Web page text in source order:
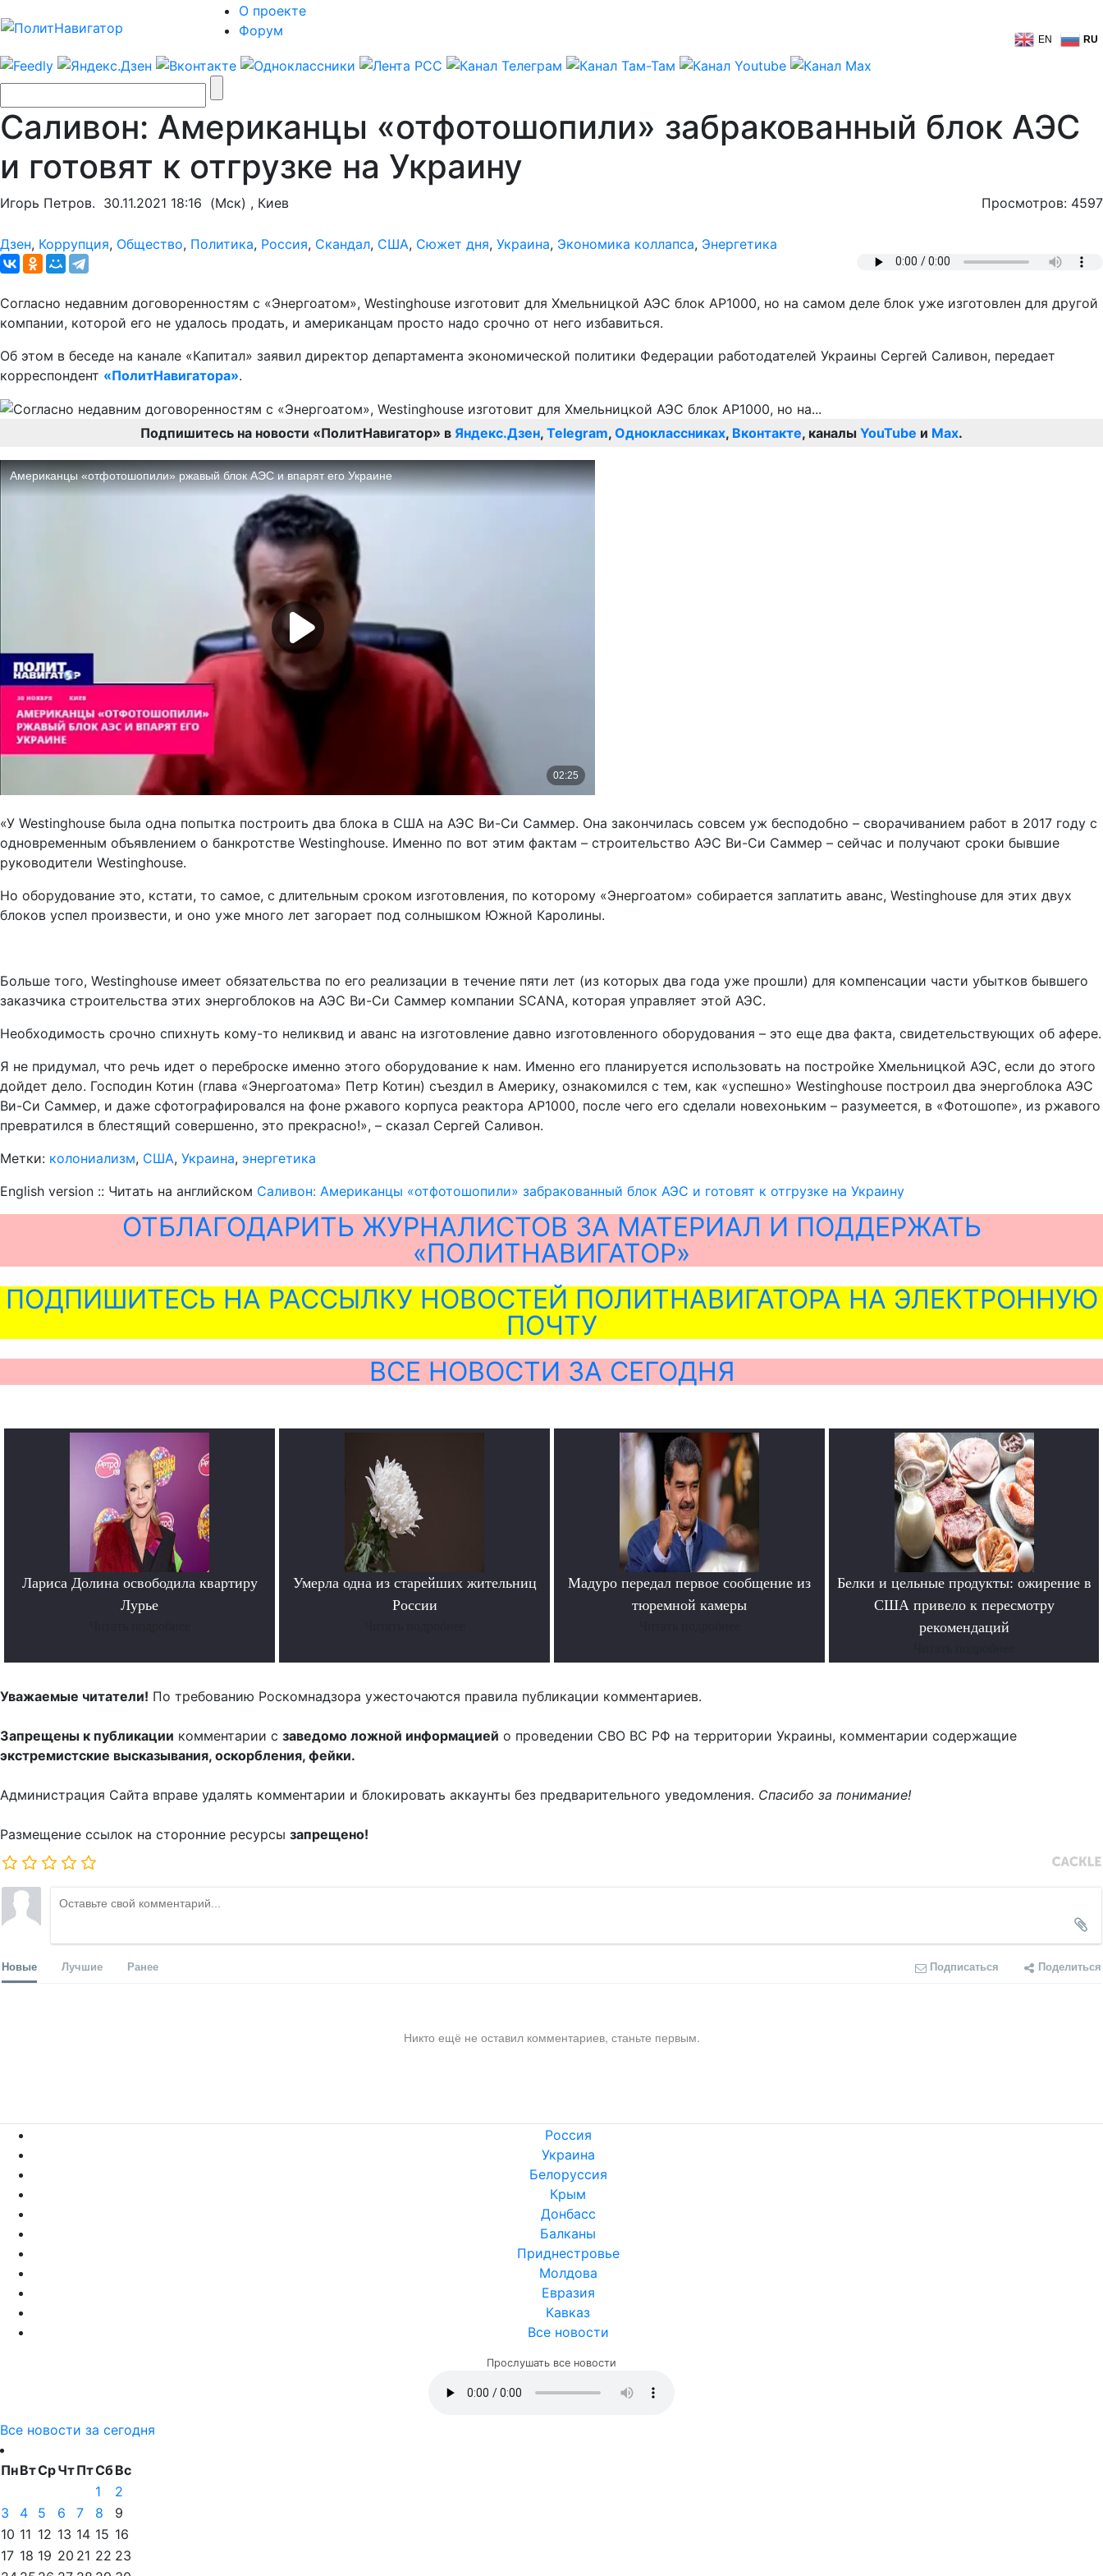
О проекте
Форум
EN RU
Саливон: Американцы «отфотошопили» забракованный блок АЭС
и готовят к отгрузке на Украину
Игорь Петров. 30.11.2021 18:16 (Мск) , Киев Просмотров: 4597
Дзен, Коррупция, Общество, Политика, Россия, Скандал, США, Сюжет дня, Украина, Экономика коллапса, Энергетика
Согласно недавним договоренностям с «Энергоатом», Westinghouse изготовит для Хмельницкой АЭС блок АР1000, но на самом деле блок уже изготовлен для другой
компании, которой его не удалось продать, и американцам просто надо срочно от него избавиться.
Об этом в беседе на канале «Капитал» заявил директор департамента экономической политики Федерации работодателей Украины Сергей Саливон, передает
корреспондент «ПолитНавигатора».
Подпишитесь на новости «ПолитНавигатор» в Яндекс.Дзен, Telegram, Одноклассниках, Вконтакте, каналы YouTube и Max.
«У Westinghouse была одна попытка построить два блока в США на АЭС Ви-Си Саммер. Она закончилась совсем уж бесподобно – сворачиванием работ в 2017 году с
одновременным объявлением о банкротстве Westinghouse. Именно по вот этим фактам – строительство АЭС Ви-Си Саммер – сейчас и получают сроки бывшие
руководители Westinghouse.
Но оборудование это, кстати, то самое, с длительным сроком изготовления, по которому «Энергоатом» собирается заплатить аванс, Westinghouse для этих двух
блоков успел произвести, и оно уже много лет загорает под солнышком Южной Каролины.
Больше того, Westinghouse имеет обязательства по его реализации в течение пяти лет (из которых два года уже прошли) для компенсации части убытков бывшего
заказчика строительства этих энергоблоков на АЭС Ви-Си Саммер компании SCANA, которая управляет этой АЭС.
Необходимость срочно спихнуть кому-то неликвид и аванс на изготовление давно изготовленного оборудования – это еще два факта, свидетельствующих об афере.
Я не придумал, что речь идет о переброске именно этого оборудование к нам. Именно его планируется использовать на постройке Хмельницкой АЭС, если до этого
дойдет дело. Господин Котин (глава «Энергоатома» Петр Котин) съездил в Америку, ознакомился с тем, как «успешно» Westinghouse построил два энергоблока АЭС
Ви-Си Саммер, и даже сфотографировался на фоне ржавого корпуса реактора АР1000, после чего его сделали новехоньким – разумеется, в «Фотошопе», из ржавого
превратился в блестящий совершенно, это прекрасно!», – сказал Сергей Саливон.
Метки: колониализм, США, Украина, энергетика
English version :: Читать на английском Саливон: Американцы «отфотошопили» забракованный блок АЭС и готовят к отгрузке на Украину
ОТБЛАГОДАРИТЬ ЖУРНАЛИСТОВ ЗА МАТЕРИАЛ И ПОДДЕРЖАТЬ
«ПОЛИТНАВИГАТОР»
ПОДПИШИТЕСЬ НА РАССЫЛКУ НОВОСТЕЙ ПОЛИТНАВИГАТОРА НА ЭЛЕКТРОННУЮ
ПОЧТУ
ВСЕ НОВОСТИ ЗА СЕГОДНЯ
Лариса Долина освободила квартиру
Лурье
Умерла одна из старейших жительниц
России
Мадуро передал первое сообщение из
тюремной камеры
Белки и цельные продукты: ожирение в
США привело к пересмотру
рекомендаций
Уважаемые читатели! По требованию Роскомнадзора ужесточаются правила публикации комментариев.
Запрещены к публикации комментарии с заведомо ложной информацией о проведении СВО ВС РФ на территории Украины, комментарии содержащие
экстремистские высказывания, оскорбления, фейки.
Администрация Сайта вправе удалять комментарии и блокировать аккаунты без предварительного уведомления. Спасибо за понимание!
Размещение ссылок на сторонние ресурсы запрещено!
Новые Лучшие Ранее Подписаться Поделиться
Никто ещё не оставил комментариев, станьте первым.
Россия
Украина
Белоруссия
Крым
Донбасс
Балканы
Приднестровье
Молдова
Евразия
Кавказ
Все новости
Прослушать все новости
Все новости за сегодня
ПнВтСрЧтПтСбВс
1
2
3
4 5 6 7 8
9
10 11 12 13 14 15 16
17 18 19 20 21 22 23